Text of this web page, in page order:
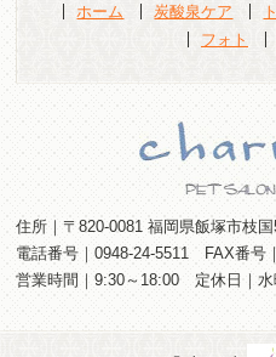
ホーム 炭酸泉ケア
フォト
住所｜〒820-0081 福岡県飯塚市枝国
電話番号｜0948-24-5511 FAX番号
営業時間｜9:30～18:00 定休日｜水